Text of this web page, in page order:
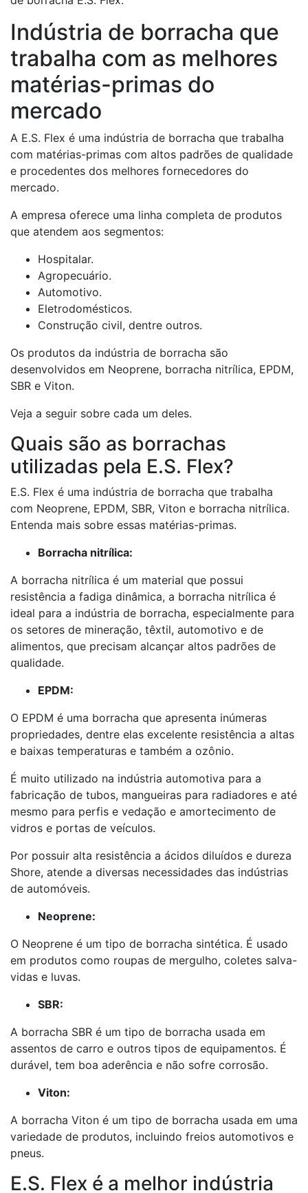
Indústria de borracha que
trabalha com as melhores
matérias-primas do
mercado
A E.S. Flex é uma indústria de borracha que trabalha
com matérias-primas com altos padrões de qualidade
e procedentes dos melhores fornecedores do
mercado.
A empresa oferece uma linha completa de produtos
que atendem aos segmentos:
Hospitalar.
Agropecuário.
Automotivo.
Eletrodomésticos.
Construção civil, dentre outros.
Os produtos da indústria de borracha são
desenvolvidos em Neoprene, borracha nitrílica, EPDM,
SBR e Viton.
Veja a seguir sobre cada um deles.
Quais são as borrachas
utilizadas pela E.S. Flex?
E.S. Flex é uma indústria de borracha que trabalha
com Neoprene, EPDM, SBR, Viton e borracha nitrílica.
Entenda mais sobre essas matérias-primas.
Borracha nitrílica:
A borracha nitrílica é um material que possui
resistência a fadiga dinâmica, a borracha nitrílica é
ideal para a indústria de borracha, especialmente para
os setores de mineração, têxtil, automotivo e de
alimentos, que precisam alcançar altos padrões de
qualidade.
EPDM:
O EPDM é uma borracha que apresenta inúmeras
propriedades, dentre elas excelente resistência a altas
e baixas temperaturas e também a ozônio.
É muito utilizado na indústria automotiva para a
fabricação de tubos, mangueiras para radiadores e até
mesmo para perfis e vedação e amortecimento de
vidros e portas de veículos.
Por possuir alta resistência a ácidos diluídos e dureza
Shore, atende a diversas necessidades das indústrias
de automóveis.
Neoprene:
O Neoprene é um tipo de borracha sintética. É usado
em produtos como roupas de mergulho, coletes salva-
vidas e luvas.
SBR:
A borracha SBR é um tipo de borracha usada em
assentos de carro e outros tipos de equipamentos. É
durável, tem boa aderência e não sofre corrosão.
Viton:
A borracha Viton é um tipo de borracha usada em uma
variedade de produtos, incluindo freios automotivos e
pneus.
E.S. Flex é a melhor indústria